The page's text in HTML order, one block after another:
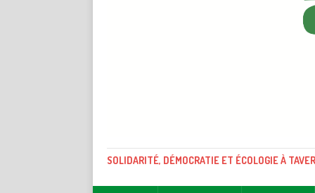
SOLIDARITÉ, DÉMOCRATIE ET ÉCOLOGIE À